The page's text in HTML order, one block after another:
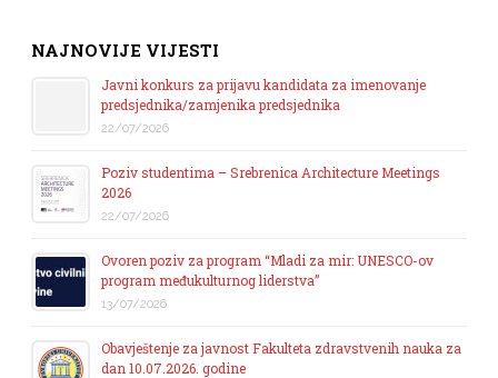
NAJNOVIJE VIJESTI
Javni konkurs za prijavu kandidata za imenovanje
predsjednika/zamjenika predsjednika
22/07/2026
Poziv studentima – Srebrenica Architecture Meetings
2026
22/07/2026
Ovoren poziv za program “Mladi za mir: UNESCO-ov
program međukulturnog liderstva”
13/07/2026
Obavještenje za javnost Fakulteta zdravstvenih nauka za
dan 10.07.2026. godine